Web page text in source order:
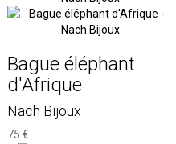
Bague éléphant
d'Afrique
Nach Bijoux
75 €